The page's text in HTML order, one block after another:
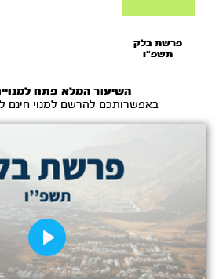
פרשת בלק
תשפ''ו
השיעור המלא פתח
באפשרותכם להרשם למנוי חינם
Play